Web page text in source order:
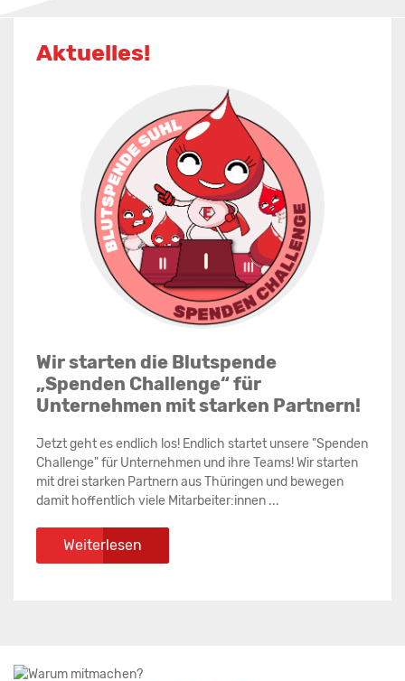
Aktuelles!
Wir starten die Blutspende
„Spenden Challenge“ für
Unternehmen mit starken Partnern!
Jetzt geht es endlich los! Endlich startet unsere "Spenden
Challenge" für Unternehmen und ihre Teams! Wir starten
mit drei starken Partnern aus Thüringen und bewegen
damit hoffentlich viele Mitarbeiter:innen ...
Weiterlesen